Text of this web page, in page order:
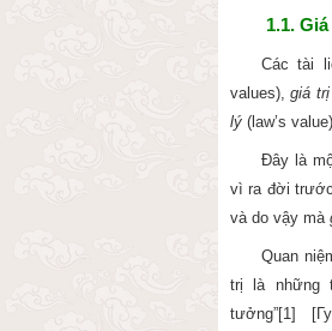
1.1.
Các tài
values),giá trị
lý (law’s
Đây là
vìra đời
và do vậy mà
Quan
trị là những
tưởng”[1]